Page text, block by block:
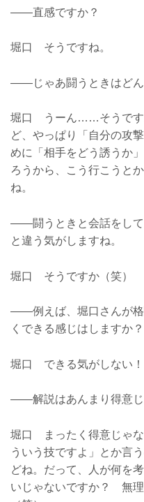
――直感ですか？
堀口 そうですね。
――じゃあ闘うときはどん
堀口 うーん……そうです
ど、やっぱり「自分の攻
めに「相手をどう誘うか
ろうから、こう行こうと
ね。
――闘うときと会話をして
と違う気がしますね。
堀口 そうですか（笑）
――例えば、堀口さんが格
くできる感じはしますか？
堀口 できる気がしない
――解説はあんまり得意じ
堀口 まったく得意じゃな
ういう技ですよ」とか言
どね。だって、人が何を
いじゃないですか？ 無